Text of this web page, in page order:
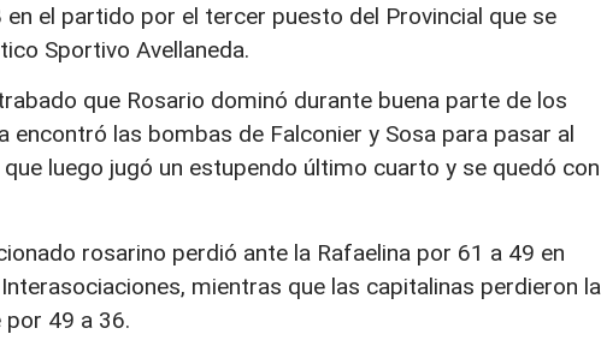
el partido por el tercer puesto del Provincial que se
Sportivo Avellaneda.
que Rosario dominó durante buena parte de los
las bombas de Falconier y Sosa para pasar al
luego jugó un estupendo último cuarto y se quedó con
rosarino perdió ante la Rafaelina por 61 a 49 en
mientras que las capitalinas perdieron la
49 a 36.